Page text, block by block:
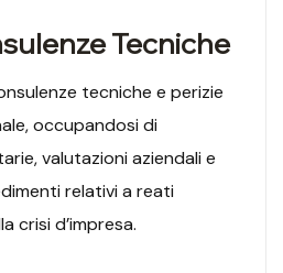
Tecniche
tecniche e perizie
occupandosi di
valutazioni aziendali e
relativi a reati
crisi d’impresa.